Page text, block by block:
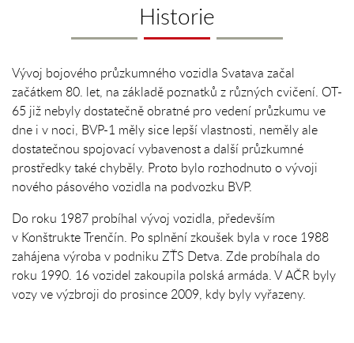
Historie
Vývoj bojového průzkumného vozidla Svatava začal
začátkem 80. let, na základě poznatků z různých cvičení. OT-
65 již nebyly dostatečně obratné pro vedení průzkumu ve
dne i v noci, BVP-1 měly sice lepší vlastnosti, neměly ale
dostatečnou spojovací vybavenost a další průzkumné
prostředky také chyběly. Proto bylo rozhodnuto o vývoji
nového pásového vozidla na podvozku BVP.
Do roku 1987 probíhal vývoj vozidla, především
v Konštrukte Trenčín. Po splnění zkoušek byla v roce 1988
zahájena výroba v podniku ZŤS Detva. Zde probíhala do
roku 1990. 16 vozidel zakoupila polská armáda. V AČR byly
vozy ve výzbroji do prosince 2009, kdy byly vyřazeny.